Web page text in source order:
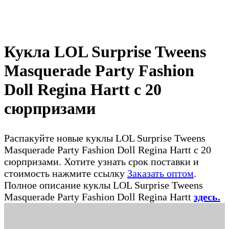
Кукла LOL Surprise Tweens
Masquerade Party Fashion
Doll Regina Hartt с 20
сюрпризами
Распакуйте новые куклы LOL Surprise Tweens
Masquerade Party Fashion Doll Regina Hartt с 20
сюрпризами. Хотите узнать срок поставки и
стоимость нажмите ссылку Заказать оптом.
Полное описание куклы LOL Surprise Tweens
Masquerade Party Fashion Doll Regina Hartt здесь.